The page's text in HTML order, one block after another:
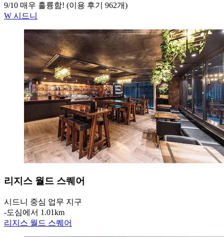
9/10 매우 훌륭함! (이용 후기 962개)
W 시드니
리지스 월드 스퀘어
시드니 중심 업무 지구
‐도심에서 1.01km
리지스 월드 스퀘어